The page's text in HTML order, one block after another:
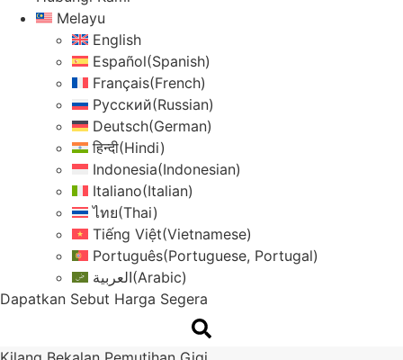
Melayu
English
Español(Spanish)
Français(French)
Русский(Russian)
Deutsch(German)
हिन्दी(Hindi)
Indonesia(Indonesian)
Italiano(Italian)
ไทย(Thai)
Tiếng Việt(Vietnamese)
Português(Portuguese, Portugal)
العربية(Arabic)
Dapatkan Sebut Harga Segera